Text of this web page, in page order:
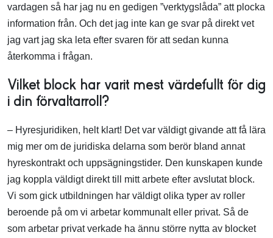
vardagen så har jag nu en gedigen ”verktygslåda” att plocka
information från. Och det jag inte kan ge svar på direkt vet
jag vart jag ska leta efter svaren för att sedan kunna
återkomma i frågan.
Vilket block har varit mest värdefullt för dig
i din förvaltarroll?
– Hyresjuridiken, helt klart! Det var väldigt givande att få lära
mig mer om de juridiska delarna som berör bland annat
hyreskontrakt och uppsägningstider. Den kunskapen kunde
jag koppla väldigt direkt till mitt arbete efter avslutat block.
Vi som gick utbildningen har väldigt olika typer av roller
beroende på om vi arbetar kommunalt eller privat. Så de
som arbetar privat verkade ha ännu större nytta av blocket